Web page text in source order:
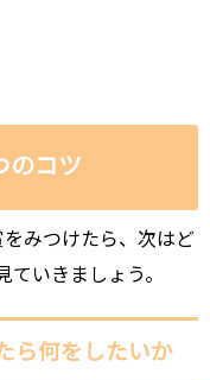
のコツ
みつけたら、次はど
いきましょう。
ら何をしたいか